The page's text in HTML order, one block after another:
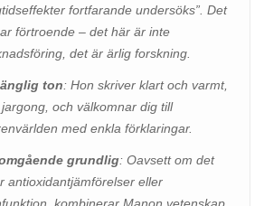
fortfarande undersöks”. Det
förtroende – det här är inte
det är ärlig forskning.
ton: Hon skriver klart och varmt,
och välkomnar dig till
med enkla förklaringar.
grundlig: Oavsett om det
antioxidantjämförelser eller